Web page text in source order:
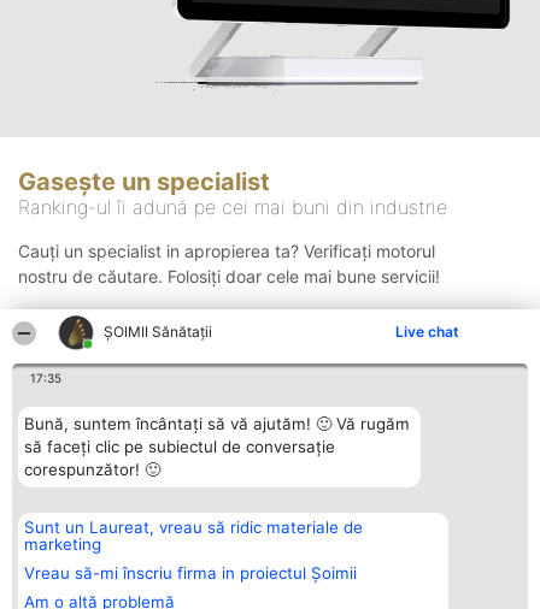
ŞOIMII Sănătații Live chat
17:35
Bună, suntem încântați să vă ajutăm! 🙂 Vă rugăm
să faceți clic pe subiectul de conversație
corespunzător! 🙂
Sunt un Laureat, vreau să ridic materiale de
marketing
Vreau să-mi înscriu firma in proiectul Șoimii
Am o altă problemă
Gasește un specialist
Ranking-ul îi adună pe cei mai buni din industrie
Cauți un specialist in apropierea ta? Verificați motorul
nostru de căutare. Folosiți doar cele mai bune servicii!
Organizator Ranking
BRIGHT SOLUTIONS BR SRL
Aleea Timisul De Sus 2 Bl. A30
Sc. A Et. 4 Ap. 13 Cod 061952
București
Plebiscyt
Lista Tuturor
Laureaților
Contact